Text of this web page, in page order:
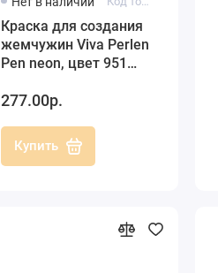
Краска для создания
жемчужин Viva Perlen
Pen neon, цвет 951
мл
277.00р.
Купить